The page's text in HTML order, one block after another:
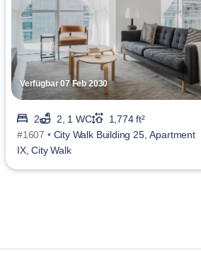
Verfügbar 07 Feb 2030
2 2, 1 WC
1,774 ft²
#1607 • City Walk Building 25, Apartment
IX, City Walk